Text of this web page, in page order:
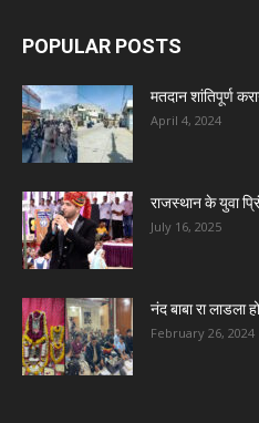
POPULAR POSTS
मतदान शांतिपूर्ण
April 4, 2024
राजस्थान के युवा
July 16, 2025
नंद बाबा रा लाडला
February 26, 2024